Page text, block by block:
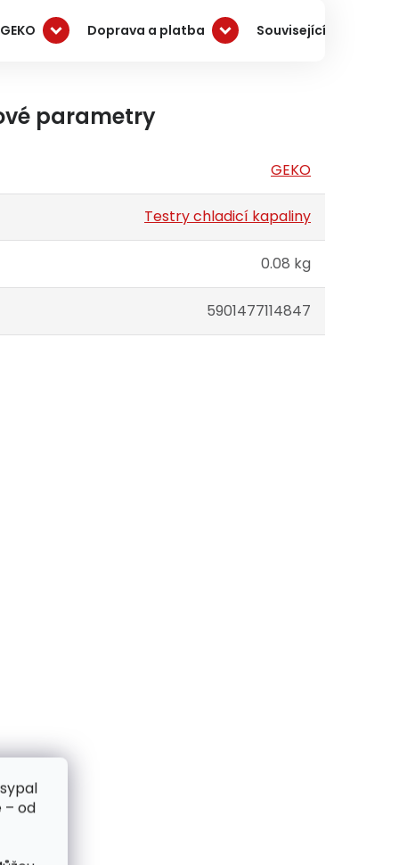
– od
Doprava a platba Související produkty
parametry
GEKO
Testry chladicí kapaliny
0.08 kg
5901477114847